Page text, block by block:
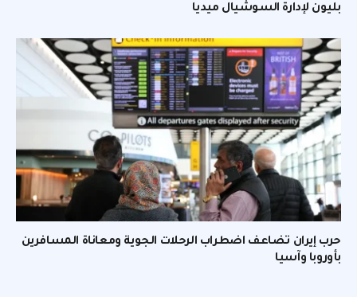
بليون لإدارة السوشيال ميديا
حرب إيران تضاعف اضطراب الرحلات الجوية ومعاناة المسافرين
بأوروبا وآسيا